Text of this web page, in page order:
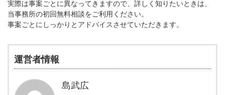
実際は事案ごとに異なってきますので、詳しく知りたいときは、
当事務所の初回無料相談をご利用ください。
事案ごとにしっかりとアドバイスさせていただきます。
運営者情報
島武広